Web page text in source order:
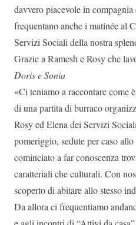
davvero piacevole in
frequentano anche i matinée al
Servizi Sociali della nostra
Grazie a Ramesh e Rosy che
Doris e Sonia
«Ci teniamo a raccontare come
di una partita di burraco
Rosy ed Elena dei Servizi
pomeriggio, sedute per caso
cominciato a far conoscenza
caratteriali che culturali. Con
scoperto di abitare allo stesso
Da allora ci frequentiamo